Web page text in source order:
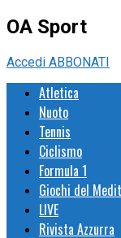
OA Sport
Accedi ABBONATI
Atletica
Nuoto
Tennis
Ciclismo
Formula 1
Giochi del
LIVE
Rivista Azzurra